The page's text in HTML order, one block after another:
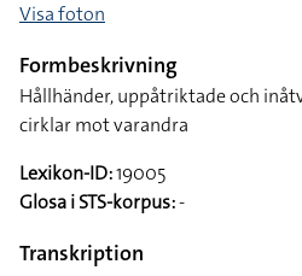
Visa foton
Formbeskrivning
Hållhänder, uppåtriktade och
cirklar mot varandra
Lexikon-ID:19005
Glosa i STS-korpus:-
Transkription